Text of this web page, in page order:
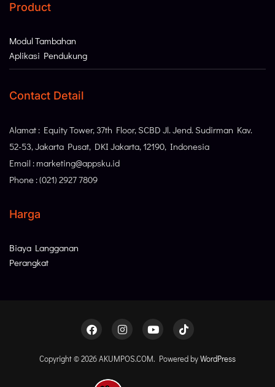
Product
Modul Tambahan
Aplikasi Pendukung
Contact Detail
Alamat : Equity Tower, 37th Floor, SCBD Jl. Jend. Sudirman Kav.
52-53, Jakarta Pusat, DKI Jakarta, 12190, Indonesia
Email : marketing@appsku.id
Phone : (021) 2927 7809
Harga
Biaya Langganan
Perangkat
Copyright © 2026 AKUMPOS.COM. Powered byWordPress